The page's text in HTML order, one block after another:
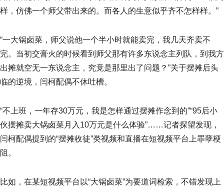
样，仿佛一个师父带出来的。而各人的生意似乎齐不怎样样。”
“一大锅卤菜，师父说他一个半小时就能卖完，我几天齐卖不
完。当初交膏火的时候看到师父那有许多东说念主列队，到我方
出摊就空无一东说念主，究竟是那里出了问题？”关于摆摊后头
临的逆境，闫柯配偶不休吐槽。
“不上班，一年存30万元，我是怎样通过摆摊作念到的”“95后小
伙摆摊卖大锅卤菜月入10万元是什么体验”……记者探望发现，
闫柯配偶提到的“摆摊收徒”类视频和直播在短视频平台上罪孽梗
阻。
比如，在某短视频平台以“大锅卤菜”为要道词检索，不错发现上